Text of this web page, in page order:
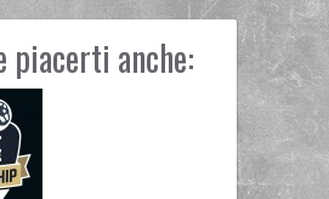
piacerti anche: